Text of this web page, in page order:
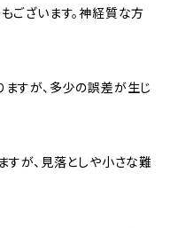
ございます。神経質な方
すが、多少の誤差が生じ
が、見落としや小さな難